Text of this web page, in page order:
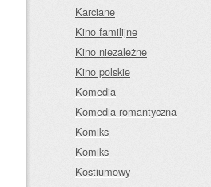
Karciane
Kino familijne
Kino niezależne
Kino polskie
Komedia
Komedia romantyczna
Komiks
Komiks
Kostiumowy